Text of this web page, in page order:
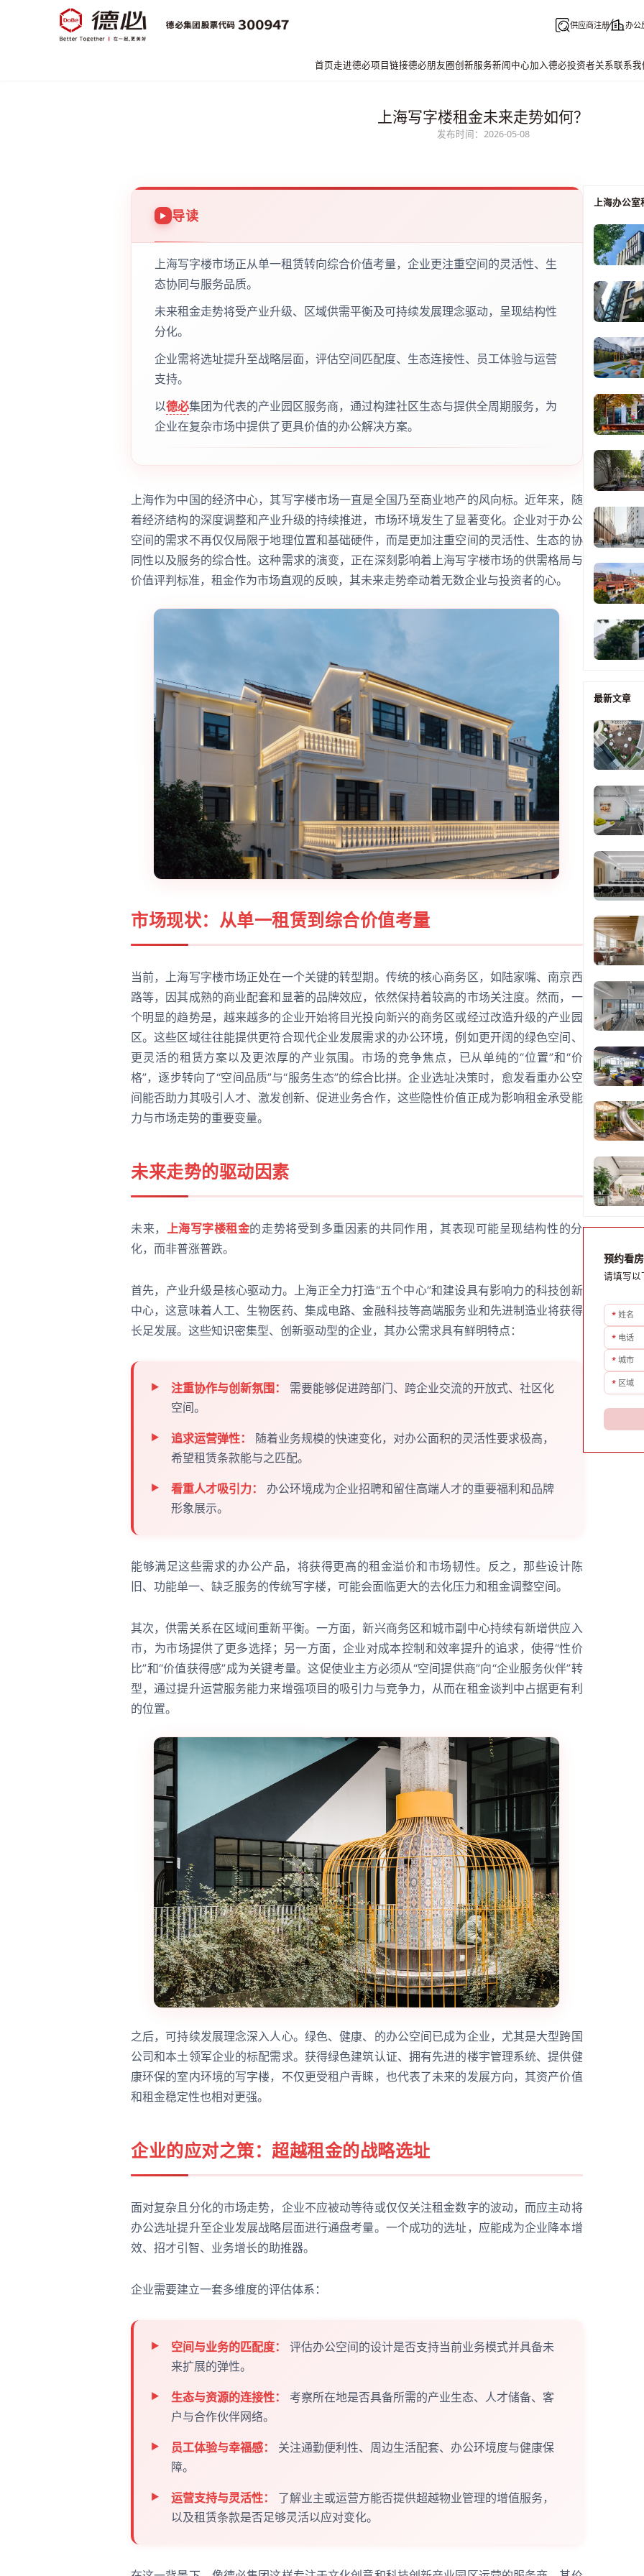
供应商注册 办公
首页走进德必项目链接德必朋友圈创新服务新闻中心加入德必投资者关系联系我
上海写字楼租金未来走势如何？
发布时间：2026-05-08
导读
上海写字楼市场正从单一租赁转向综合价值考量，企业更注重空间的灵活性、生
态协同与服务品质。
未来租金走势将受产业升级、区域供需平衡及可持续发展理念驱动，呈现结构性
分化。
企业需将选址提升至战略层面，评估空间匹配度、生态连接性、员工体验与运营
支持。
以德必集团为代表的产业园区服务商，通过构建社区生态与提供全周期服务，为
企业在复杂市场中提供了更具价值的办公解决方案。
上海作为中国的经济中心，其写字楼市场一直是全国乃至商业地产的风向标。近年来，随
着经济结构的深度调整和产业升级的持续推进，市场环境发生了显著变化。企业对于办公
空间的需求不再仅仅局限于地理位置和基础硬件，而是更加注重空间的灵活性、生态的协
同性以及服务的综合性。这种需求的演变，正在深刻影响着上海写字楼市场的供需格局与
价值评判标准，租金作为市场直观的反映，其未来走势牵动着无数企业与投资者的心。
市场现状：从单一租赁到综合价值考量
当前，上海写字楼市场正处在一个关键的转型期。传统的核心商务区，如陆家嘴、南京西
路等，因其成熟的商业配套和显著的品牌效应，依然保持着较高的市场关注度。然而，一
个明显的趋势是，越来越多的企业开始将目光投向新兴的商务区或经过改造升级的产业园
区。这些区域往往能提供更符合现代企业发展需求的办公环境，例如更开阔的绿色空间、
更灵活的租赁方案以及更浓厚的产业氛围。市场的竞争焦点，已从单纯的“位置”和“价
格”，逐步转向了“空间品质”与“服务生态”的综合比拼。企业选址决策时，愈发看重办公空
间能否助力其吸引人才、激发创新、促进业务合作，这些隐性价值正成为影响租金承受能
力与市场走势的重要变量。
未来走势的驱动因素
未来， 上海写字楼租金的走势将受到多重因素的共同作用，其表现可能呈现结构性的分
化，而非普涨普跌。
首先，产业升级是核心驱动力。上海正全力打造“五个中心”和建设具有影响力的科技创新
中心，这意味着人工、生物医药、集成电路、金融科技等高端服务业和先进制造业将获得
长足发展。这些知识密集型、创新驱动型的企业，其办公需求具有鲜明特点：
注重协作与创新氛围：
需要能够促进跨部门、跨企业交流的开放式、社区化
空间。
追求运营弹性：
随着业务规模的快速变化，对办公面积的灵活性要求极高，
希望租赁条款能与之匹配。
看重人才吸引力：
办公环境成为企业招聘和留住高端人才的重要福利和品牌
形象展示。
能够满足这些需求的办公产品，将获得更高的租金溢价和市场韧性。反之，那些设计陈
旧、功能单一、缺乏服务的传统写字楼，可能会面临更大的去化压力和租金调整空间。
其次，供需关系在区域间重新平衡。一方面，新兴商务区和城市副中心持续有新增供应入
市，为市场提供了更多选择；另一方面，企业对成本控制和效率提升的追求，使得“性价
比”和“价值获得感”成为关键考量。这促使业主方必须从“空间提供商”向“企业服务伙伴”转
型，通过提升运营服务能力来增强项目的吸引力与竞争力，从而在租金谈判中占据更有利
的位置。
之后，可持续发展理念深入人心。绿色、健康、的办公空间已成为企业，尤其是大型跨国
公司和本土领军企业的标配需求。获得绿色建筑认证、拥有先进的楼宇管理系统、提供健
康环保的室内环境的写字楼，不仅更受租户青睐，也代表了未来的发展方向，其资产价值
和租金稳定性也相对更强。
企业的应对之策：超越租金的战略选址
面对复杂且分化的市场走势，企业不应被动等待或仅仅关注租金数字的波动，而应主动将
办公选址提升至企业发展战略层面进行通盘考量。一个成功的选址，应能成为企业降本增
效、招才引智、业务增长的助推器。
企业需要建立一套多维度的评估体系：
空间与业务的匹配度：
评估办公空间的设计是否支持当前业务模式并具备未
来扩展的弹性。
生态与资源的连接性：
考察所在地是否具备所需的产业生态、人才储备、客
户与合作伙伴网络。
员工体验与幸福感：
关注通勤便利性、周边生活配套、办公环境度与健康保
障。
运营支持与灵活性：
了解业主或运营方能否提供超越物业管理的增值服务，
以及租赁条款是否足够灵活以应对变化。
上海办公室
最新文章
预约看房
请填写以
* 姓名
* 电话
* 城市
* 区域